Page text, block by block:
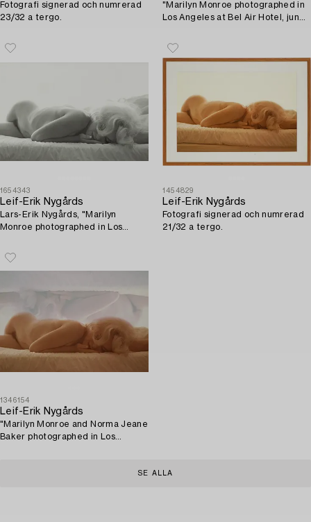
Fotografi signerad och numrerad
23/32 a tergo.
"Marilyn Monroe photographed in
Los Angeles at Bel Air Hotel, june
1654343
Leif-Erik Nygårds
Lars-Erik Nygårds, "Marilyn
Monroe photographed in Los
27th 1962".
1454829
Leif-Erik Nygårds
Fotografi signerad och numrerad
21/32 a tergo.
1346154
Leif-Erik Nygårds
"Marilyn Monroe and Norma Jeane
Baker photographed in Los
SE ALLA